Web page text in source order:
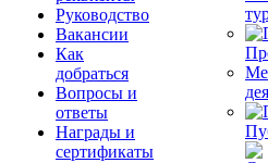
Руководство
Вакансии
Как
добраться
Вопросы и
ответы
Награды и
сертификаты